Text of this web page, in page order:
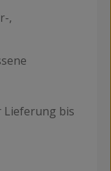
,
Lieferung bis